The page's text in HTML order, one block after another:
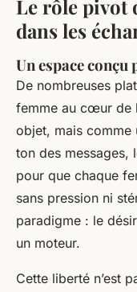
Le rôle pivot
dans les
Un espace
De nombreuses
femme au cœur de
objet, mais comme
ton des messages,
pour que chaque
sans pression ni
paradigme : le
un moteur.
Cette liberté n’est